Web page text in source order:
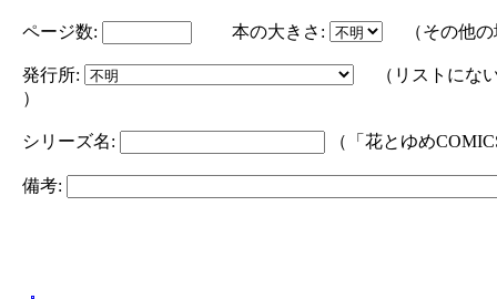
ページ数: 本の大きさ: （その他の
発行所:
（リストにな
）
シリーズ名: （「花とゆめ
備考: